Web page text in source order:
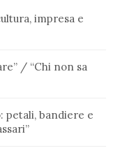
impresa e
/ “Chi non sa
petali, bandiere e